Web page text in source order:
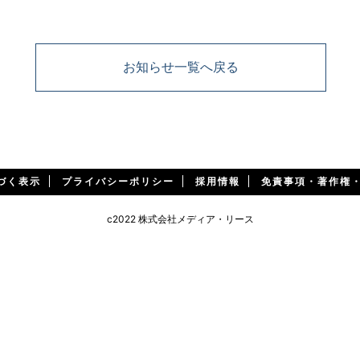
お知らせ一覧へ戻る
く表示 プライバシーポリシー 採用情報 免責事項・著作権
c2022 株式会社メディア・リース